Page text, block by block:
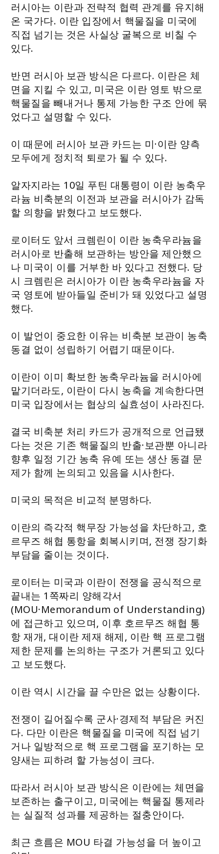
러시아는 이란과 전략적 협력 관계를 유지해
온 국가다. 이란 입장에서 핵물질을 미국에
직접 넘기는 것은 사실상 굴복으로 비칠 수
있다.
반면 러시아 보관 방식은 다르다. 이란은 체
면을 지킬 수 있고, 미국은 이란 영토 밖으로
핵물질을 빼내거나 통제 가능한 구조 안에 묶
었다고 설명할 수 있다.
이 때문에 러시아 보관 카드는 미·이란 양측
모두에게 정치적 퇴로가 될 수 있다.
알자지라는 10일 푸틴 대통령이 이란 농축우
라늄 비축분의 이전과 보관을 러시아가 감독
할 의향을 밝혔다고 보도했다.
로이터도 앞서 크렘린이 이란 농축우라늄을
러시아로 반출해 보관하는 방안을 제안했으
나 미국이 이를 거부한 바 있다고 전했다. 당
시 크렘린은 러시아가 이란 농축우라늄을 자
국 영토에 받아들일 준비가 돼 있었다고 설명
했다.
이 발언이 중요한 이유는 비축분 보관이 농축
동결 없이 성립하기 어렵기 때문이다.
이란이 이미 확보한 농축우라늄을 러시아에
맡기더라도, 이란이 다시 농축을 계속한다면
미국 입장에서는 협상의 실효성이 사라진다.
결국 비축분 처리 카드가 공개적으로 언급됐
다는 것은 기존 핵물질의 반출·보관뿐 아니라
향후 일정 기간 농축 유예 또는 생산 동결 문
제가 함께 논의되고 있음을 시사한다.
미국의 목적은 비교적 분명하다.
이란의 즉각적 핵무장 가능성을 차단하고, 호
르무즈 해협 통항을 회복시키며, 전쟁 장기화
부담을 줄이는 것이다.
로이터는 미국과 이란이 전쟁을 공식적으로
끝내는 1쪽짜리 양해각서
(MOU·Memorandum of Understanding)
에 접근하고 있으며, 이후 호르무즈 해협 통
항 재개, 대이란 제재 해제, 이란 핵 프로그램
제한 문제를 논의하는 구조가 거론되고 있다
고 보도했다.
이란 역시 시간을 끌 수만은 없는 상황이다.
전쟁이 길어질수록 군사·경제적 부담은 커진
다. 다만 이란은 핵물질을 미국에 직접 넘기
거나 일방적으로 핵 프로그램을 포기하는 모
양새는 피하려 할 가능성이 크다.
따라서 러시아 보관 방식은 이란에는 체면을
보존하는 출구이고, 미국에는 핵물질 통제라
는 실질적 성과를 제공하는 절충안이다.
최근 흐름은 MOU 타결 가능성을 더 높이고